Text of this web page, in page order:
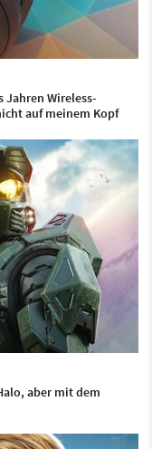
Jahren Wireless-
auf meinem Kopf
aber mit dem